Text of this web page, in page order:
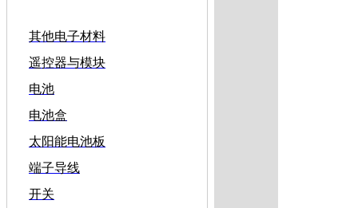
其他电子材料
遥控器与模块
电池
电池盒
太阳能电池板
端子导线
开关